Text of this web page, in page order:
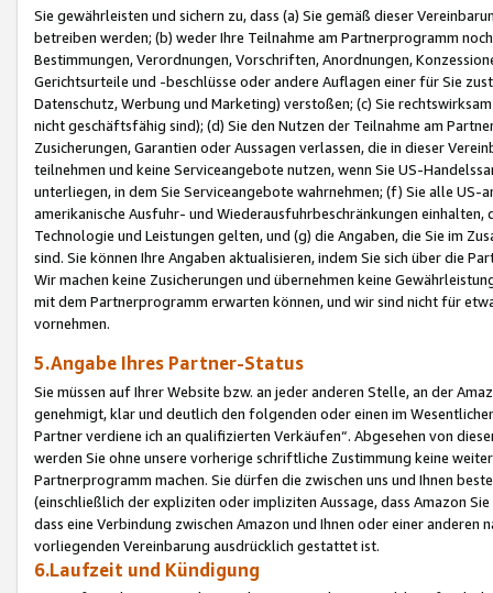
Sie gewährleisten und sichern zu, dass (a) Sie gemäß dieser
betreiben werden; (b) weder Ihre Teilnahme am Partnerprogramm
Bestimmungen, Verordnungen, Vorschriften, Anordnungen,
Gerichtsurteile und -beschlüsse oder andere Auflagen einer für Sie
Datenschutz, Werbung und Marketing) verstoßen; (c) Sie
nicht geschäftsfähig sind); (d) Sie den Nutzen der Teilnahme am
Zusicherungen, Garantien oder Aussagen verlassen, die in dieser
teilnehmen und keine Serviceangebote nutzen, wenn Sie US-
unterliegen, in dem Sie Serviceangebote wahrnehmen; (f) Sie alle
amerikanische Ausfuhr- und Wiederausfuhrbeschränkungen
Technologie und Leistungen gelten, und (g) die Angaben, die Sie im
sind. Sie können Ihre Angaben aktualisieren, indem Sie sich über die
Wir machen keine Zusicherungen und übernehmen keine
mit dem Partnerprogramm erwarten können, und wir sind nicht für
vornehmen.
5.Angabe Ihres Partner-Status
Sie müssen auf Ihrer Website bzw. an jeder anderen Stelle, an der
genehmigt, klar und deutlich den folgenden oder einen im
Partner verdiene ich an qualifizierten Verkäufen“. Abgesehen von
werden Sie ohne unsere vorherige schriftliche Zustimmung keine
Partnerprogramm machen. Sie dürfen die zwischen uns und Ihnen
(einschließlich der expliziten oder impliziten Aussage, dass Amazon
dass eine Verbindung zwischen Amazon und Ihnen oder einer
vorliegenden Vereinbarung ausdrücklich gestattet ist.
6.Laufzeit und Kündigung